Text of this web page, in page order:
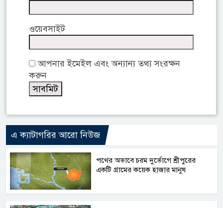
ওয়েবসাইট
আপনার ইমেইল এবং অন্যান্য তথ্য সংরক্ষন
করুন
এ ক্যাটাগরির আরো নিউজ
পথের অভাবে চরম দুর্ভোগে শ্রীপুরের
একটি গ্রামের কয়েক হাজার মানুষ